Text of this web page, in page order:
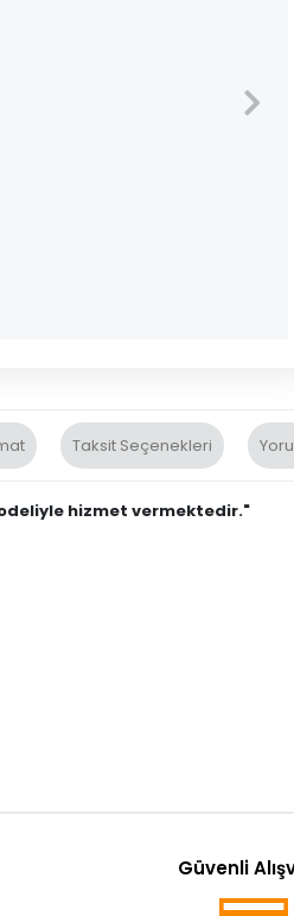
Taksit Seçenekleri
hizmet vermektedir."
Güvenli